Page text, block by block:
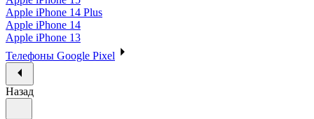
Apple iPhone 14 Plus
Apple iPhone 14
Apple iPhone 13
Телефоны Google Pixel
Назад